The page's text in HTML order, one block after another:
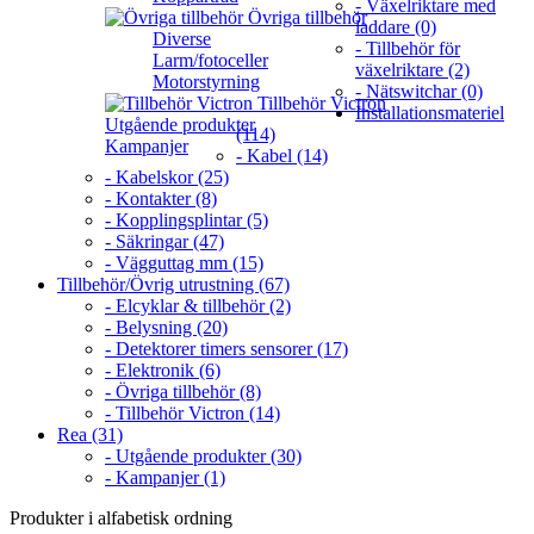
Övriga tillbehör
Diverse
Larm/fotoceller
Motorstyrning
Tillbehör Victron
Utgående produkter
Kampanjer
- Växelriktare med
laddare (0)
- Tillbehör för
växelriktare (2)
- Nätswitchar (0)
Installationsmateriel
(114)
- Kabel (14)
- Kabelskor (25)
- Kontakter (8)
- Kopplingsplintar (5)
- Säkringar (47)
- Vägguttag mm (15)
Tillbehör/Övrig utrustning (67)
- Elcyklar & tillbehör (2)
- Belysning (20)
- Detektorer timers sensorer (17)
- Elektronik (6)
- Övriga tillbehör (8)
- Tillbehör Victron (14)
Rea (31)
- Utgående produkter (30)
- Kampanjer (1)
Produkter i alfabetisk ordning